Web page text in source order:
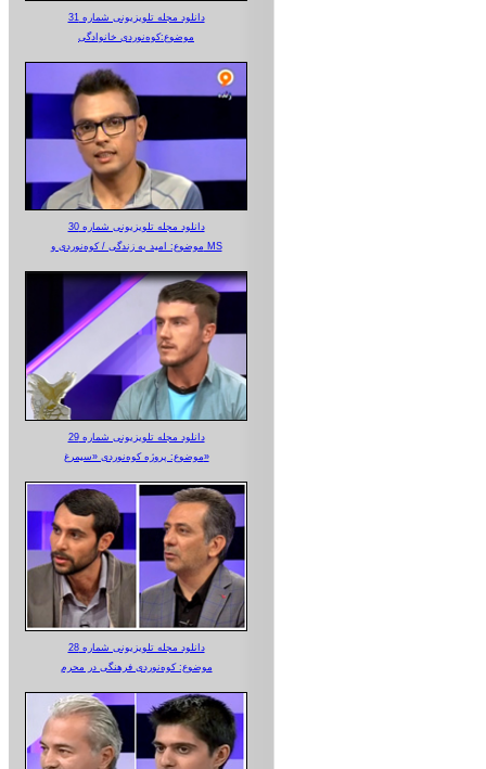
دانلود مجله تلویزیونی شماره 31
موضوع:کوه‌نوردی خانوادگی
دانلود مجله تلویزیونی شماره 30
موضوع: امید به زندگی / کوه‌نوردی و MS
دانلود مجله تلویزیونی شماره 29
موضوع: پروژه کوه‌نوردی «سیمرغ»
دانلود مجله تلویزیونی شماره 28
موضوع: کوه‌نوردی فرهنگی در محرم